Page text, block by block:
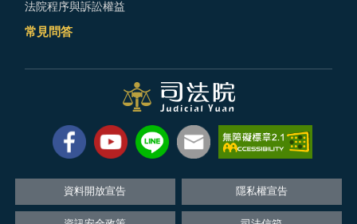
法院程序與訴訟權益
常見問答
資料開放宣告 隱私權宣告